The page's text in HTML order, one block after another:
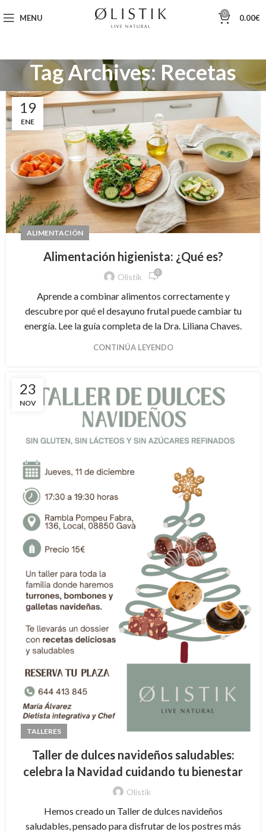
MENU 0 0.00€
Tag Archives: Recetas
19
ENE
ALIMENTACIÓN
Alimentación higienista: ¿Qué es?
Olistik 0
Aprende a combinar alimentos correctamente y
descubre por qué el desayuno frutal puede cambiar tu
energía. Lee la guía completa de la Dra. Liliana Chaves.
CONTINÚA LEYENDO
23
NOV
TALLERES
Taller de dulces navideños saludables:
celebra la Navidad cuidando tu bienestar
Olistik
Hemos creado un Taller de dulces navideños
saludables, pensado para disfrutar de los postres más